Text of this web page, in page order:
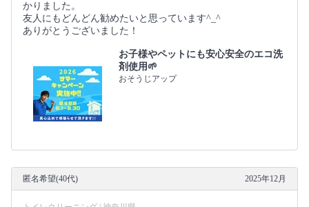
かりました。
友人にもどんどん勧めたいと思っています^_^
ありがとうございました！
お子様やペットにも安心安全のエコ洗
剤使用🌱
おそうじアップ
匿名希望(40代) 2025年12月